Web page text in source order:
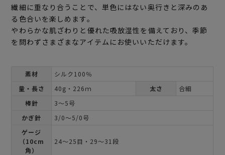
繊細に重なり合うことで、単色にはない奥行きと深みのあ
る色合いを楽しめます。
やわらかな肌ざわりと優れた吸放湿性を備えており、季節
を問わずさまざまなアイテムにお使いいただけます。
素材
シルク100％
量・長さ
40g・226ｍ 太さ
合細
棒針
3～5号
かぎ針
3/0～5/0号
ゲージ
（10cm
角）
24～25目・29～31段